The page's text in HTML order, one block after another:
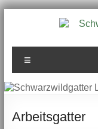
Arbeitsgatter